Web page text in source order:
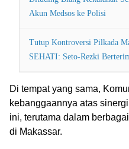
Akun Medsos ke Polisi
Tutup Kontroversi Pilkada
SEHATI: Seto-Rezki
Di tempat yang sama,
kebanggaannya atas
ini, terutama dalam
di Makassar.